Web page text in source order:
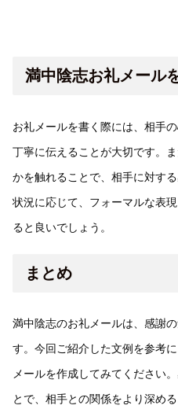
満中陰志お礼メール
お礼メールを書く際には、相手
丁寧に伝えることが大切です。
かを触れることで、相手に対す
状況に応じて、フォーマルな表
ると良いでしょう。
まとめ
満中陰志のお礼メールは、感謝
す。今回ご紹介した文例を参考
メールを作成してみてください
とで、相手との関係をより深め